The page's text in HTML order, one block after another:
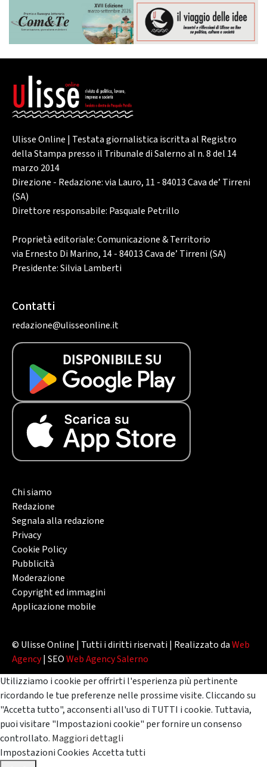
Ulisse Online | Testata giornalistica iscritta al Registro
della Stampa presso il Tribunale di Salerno al n. 8 del 14
marzo 2014
Direzione - Redazione: via Lauro, 11 - 84013 Cava de’ Tirreni
(SA)
Direttore responsabile: Pasquale Petrillo
Proprietà editoriale: Comunicazione & Territorio
via Ernesto Di Marino, 14 - 84013 Cava de’ Tirreni (SA)
Presidente: Silvia Lamberti
Contatti
redazione@ulisseonline.it
Chi siamo
Redazione
Segnala alla redazione
Privacy
Cookie Policy
Pubblicità
Moderazione
Copyright ed immagini
Applicazione mobile
© Ulisse Online | Tutti i diritti riservati | Realizzato daWeb
Agency| SEOWeb Agency Salerno
Utilizziamo i cookie per offrirti l'esperienza più pertinente
ricordando le tue preferenze nelle prossime visite. Cliccando su
"Accetta tutto", acconsenti all'uso di TUTTI i cookie. Tuttavia,
puoi visitare "Impostazioni cookie" per fornire un consenso
controllato. Maggiori dettagli
Impostazioni Cookies Accetta tutti